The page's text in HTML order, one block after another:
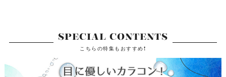
SPECIAL CONTENTS
こちらの特集もおすすめ!